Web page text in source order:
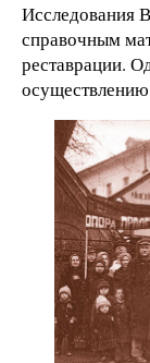
Исследования
справочным
реставрации.